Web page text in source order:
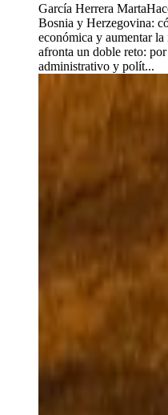
García Herrera Marta
Bosnia y Herzegovina:
económica y aumentar
afronta un doble reto:
administrativo y polít...